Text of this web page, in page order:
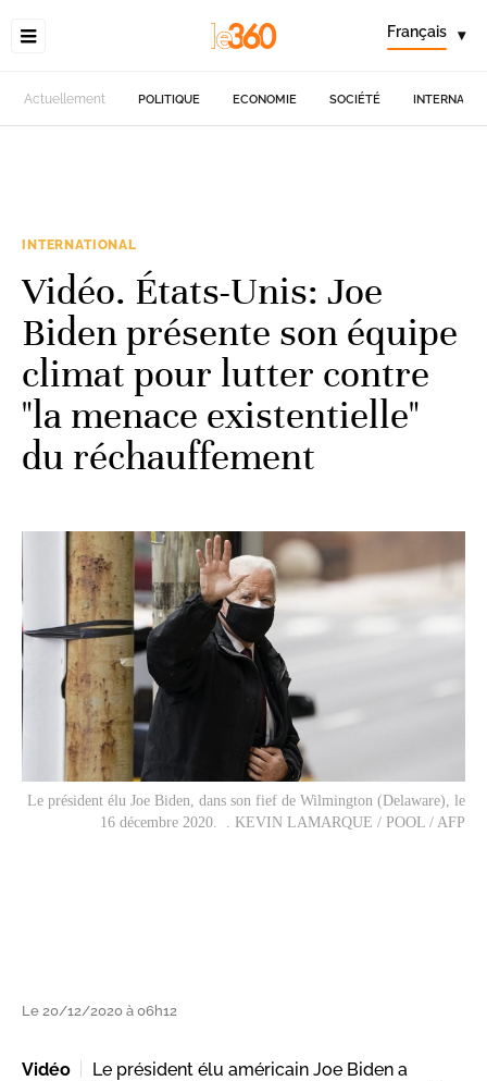
Français ▾
Actuellement POLITIQUE ECONOMIE SOCIÉTÉ
INTERNATIONAL
Vidéo. États-Unis: Joe
Biden présente son équipe
climat pour lutter contre
"la menace existentielle"
du réchauffement
Le président élu Joe Biden, dans son fief de Wilmington (Delaware), le
16 décembre 2020. . KEVIN LAMARQUE / POOL / AFP
Le 20/12/2020 à 06h12
Vidéo
Le président élu américain Joe Biden a